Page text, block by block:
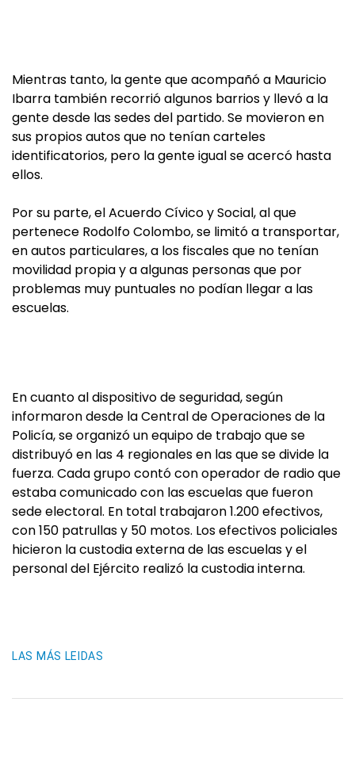
Mientras tanto, la gente que acompañó a Mauricio
Ibarra también recorrió algunos barrios y llevó a la
gente desde las sedes del partido. Se movieron en
sus propios autos que no tenían carteles
identificatorios, pero la gente igual se acercó hasta
ellos.
Por su parte, el Acuerdo Cívico y Social, al que
pertenece Rodolfo Colombo, se limitó a transportar,
en autos particulares, a los fiscales que no tenían
movilidad propia y a algunas personas que por
problemas muy puntuales no podían llegar a las
escuelas.
En cuanto al dispositivo de seguridad, según
informaron desde la Central de Operaciones de la
Policía, se organizó un equipo de trabajo que se
distribuyó en las 4 regionales en las que se divide la
fuerza. Cada grupo contó con operador de radio que
estaba comunicado con las escuelas que fueron
sede electoral. En total trabajaron 1.200 efectivos,
con 150 patrullas y 50 motos. Los efectivos policiales
hicieron la custodia externa de las escuelas y el
personal del Ejército realizó la custodia interna.
LAS MÁS LEIDAS